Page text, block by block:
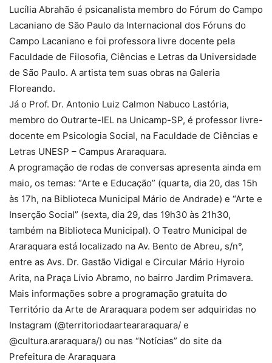
Lucília Abrahão é psicanalista membro do Fórum do Campo
Lacaniano de São Paulo da Internacional dos Fóruns do
Campo Lacaniano e foi professora livre docente pela
Faculdade de Filosofia, Ciências e Letras da Universidade
de São Paulo. A artista tem suas obras na Galeria
Floreando.
Já o Prof. Dr. Antonio Luiz Calmon Nabuco Lastória,
membro do Outrarte-IEL na Unicamp-SP, é professor livre-
docente em Psicologia Social, na Faculdade de Ciências e
Letras UNESP – Campus Araraquara.
A programação de rodas de conversas apresenta ainda em
maio, os temas: “Arte e Educação” (quarta, dia 20, das 15h
às 17h, na Biblioteca Municipal Mário de Andrade) e “Arte e
Inserção Social” (sexta, dia 29, das 19h30 às 21h30,
também na Biblioteca Municipal). O Teatro Municipal de
Araraquara está localizado na Av. Bento de Abreu, s/n°,
entre as Avs. Dr. Gastão Vidigal e Circular Mário Hyroio
Arita, na Praça Lívio Abramo, no bairro Jardim Primavera.
Mais informações sobre a programação gratuita do
Território da Arte de Araraquara podem ser adquiridas no
Instagram (@territoriodaarteararaquara/ e
@cultura.araraquara/) ou nas “Notícias” do site da
Prefeitura de Araraquara